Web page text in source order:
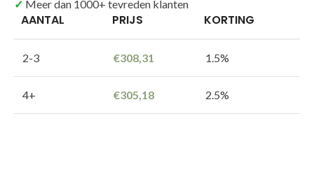
Meer dan 1000+ tevreden klanten
AANTAL PRIJS KORTING
2-3 €308,31 1.5%
4+ €305,18 2.5%